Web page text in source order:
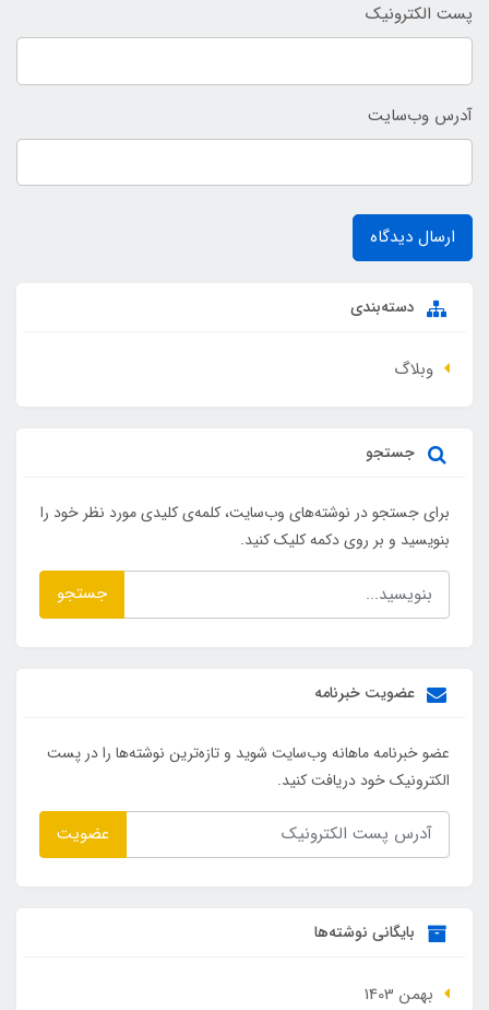
پست الکترونیک
آدرس وب‌سایت
ارسال دیدگاه
دسته‌بندی
وبلاگ
جستجو
برای جستجو در نوشته‌های وب‌سایت، کلمه‌ی کلیدی مورد نظر خود را
بنویسید و بر روی دکمه کلیک کنید.
جستجو
عضویت خبرنامه
عضو خبرنامه ماهانه وب‌سایت شوید و تازه‌ترین نوشته‌ها را در پست
الکترونیک خود دریافت کنید.
عضویت
بایگانی نوشته‌ها
بهمن 1403